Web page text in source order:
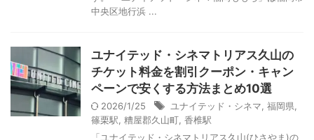
中央区地行浜 ...
ユナイテッド・シネマトリアス久山の
チケット料金を割引クーポン・キャン
ペーンで安くする方法まとめ10選
2026/1/25 ユナイテッド・シネマ 福岡県
篠栗駅 糟屋郡久山町 香椎駅
「ユナイテッド・シネマトリアス久山(ひさやま)の